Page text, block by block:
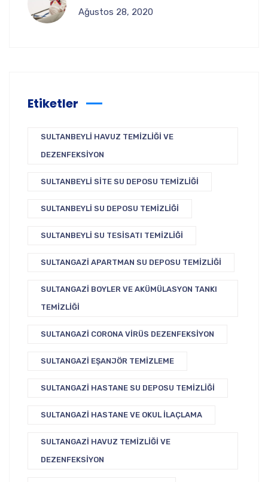
Ağustos 28, 2020
Etiketler
SULTANBEYLI HAVUZ TEMIZLIĞI VE
DEZENFEKSIYON
SULTANBEYLI SITE SU DEPOSU TEMIZLIĞI
SULTANBEYLI SU DEPOSU TEMIZLIĞI
SULTANBEYLI SU TESISATI TEMIZLIĞI
SULTANGAZI APARTMAN SU DEPOSU TEMIZLIĞI
SULTANGAZI BOYLER VE AKÜMÜLASYON TANKI
TEMIZLIĞI
SULTANGAZI CORONA VIRÜS DEZENFEKSIYON
SULTANGAZI EŞANJÖR TEMIZLEME
SULTANGAZI HASTANE SU DEPOSU TEMIZLIĞI
SULTANGAZI HASTANE VE OKUL İLAÇLAMA
SULTANGAZI HAVUZ TEMIZLIĞI VE
DEZENFEKSIYON